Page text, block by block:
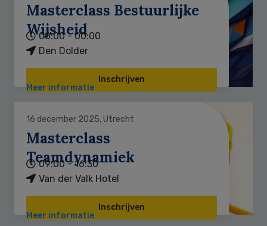
Masterclass Bestuurlijke
Wijsheid
00:00 - 00:00
Den Dolder
Inschrijven
Meer informatie
16 december 2025, Utrecht
Masterclass
Teamdynamiek
09:00 - 16:30
Van der Valk Hotel
Inschrijven
Meer informatie